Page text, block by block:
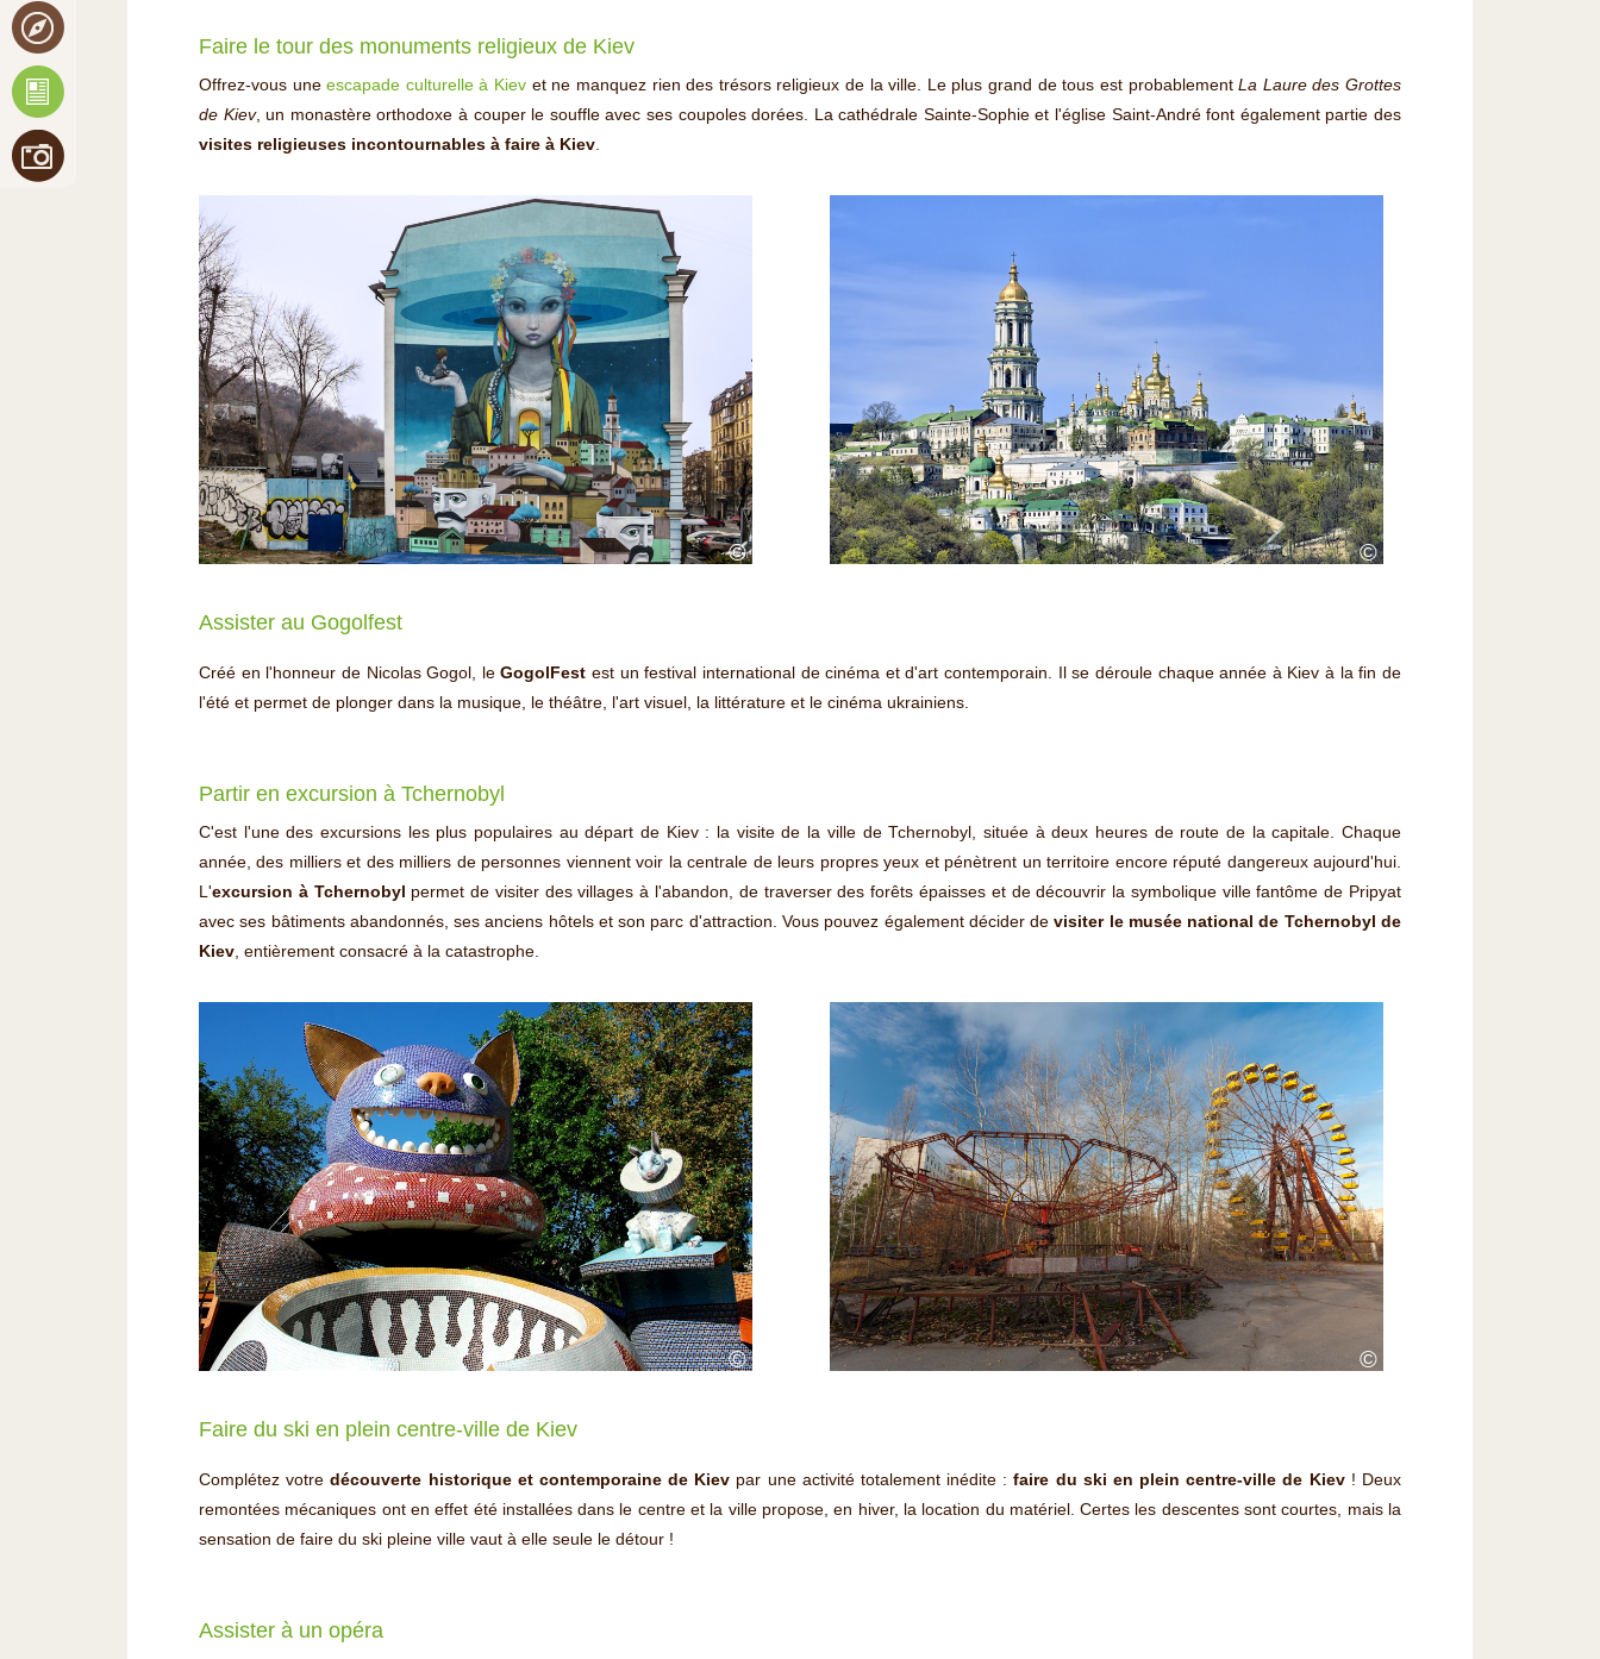
Faire le tour des monuments religieux de Kiev
Offrez-vous uneescapade culturelle à Kiev et ne manquez rien des trésors religieux de la ville. Le plus grand de tous est probablementLa Laure des Grottes
de Kiev, un monastère orthodoxe à couper le souffle avec ses coupoles dorées. La cathédrale Sainte-Sophie et l'église Saint-André font également partie des
visites religieuses incontournables à faire à Kiev.
© ©
Assister au Gogolfest
Créé en l'honneur de Nicolas Gogol, leGogolFest est un festival international de cinéma et d'art contemporain. Il se déroule chaque année à Kiev à la fin de
l'été et permet de plonger dans la musique, le théâtre, l'art visuel, la littérature et le cinéma ukrainiens.
Partir en excursion à Tchernobyl
C'est l'une des excursions les plus populaires au départ de Kiev : la visite de la ville de Tchernobyl, située à deux heures de route de la capitale. Chaque
année, des milliers et des milliers de personnes viennent voir la centrale de leurs propres yeux et pénètrent un territoire encore réputé dangereux aujourd'hui.
L'excursion à Tchernobyl permet de visiter des villages à l'abandon, de traverser des forêts épaisses et de découvrir la symbolique ville fantôme de Pripyat
avec ses bâtiments abandonnés, ses anciens hôtels et son parc d'attraction. Vous pouvez également décider devisiter le musée national de Tchernobyl de
Kiev, entièrement consacré à la catastrophe.
© ©
Faire du ski en plein centre-ville de Kiev
Complétez votredécouverte historique et contemporaine de Kiev par une activité totalement inédite :faire du ski en plein centre-ville de Kiev! Deux
remontées mécaniques ont en effet été installées dans le centre et la ville propose, en hiver, la location du matériel. Certes les descentes sont courtes, mais la
sensation de faire du ski pleine ville vaut à elle seule le détour !
Assister à un opéra